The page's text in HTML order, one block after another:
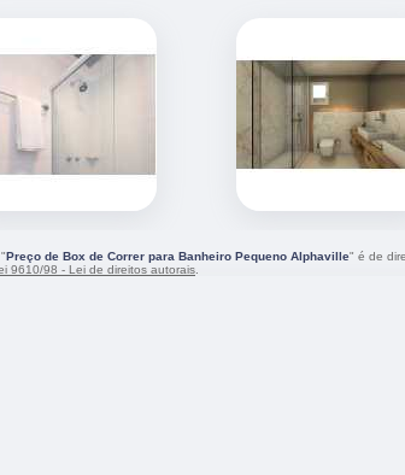
Preço de Box de Correr para Banheiro Pequeno Alphaville" é de
9610/98 - Lei de direitos autorais